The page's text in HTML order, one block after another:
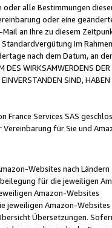
alle Bestimmungen
oder eine
an Ihre zu diesem
im
nach dem Datum, an
DES WIRKSAMWERDENS
SIND,
France Services SAS
für Sie und
Websites nach Ländern
für die jeweiligen
Amazon-Websites
jeweiligen Amazon-Websites
Übersetzungen.